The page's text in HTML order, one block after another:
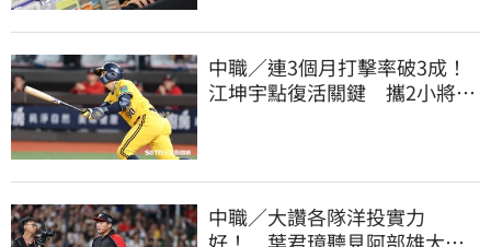
中職／連3個月打擊率破3成！
江坤宇點復活關鍵 攜2小將赴
中職／大讚各隊洋投實力